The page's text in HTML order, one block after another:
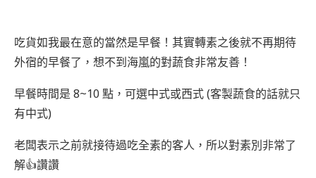
吃貨如我最在意的當然是早餐！其實轉素之後就不再期待
外宿的早餐了，想不到海嵐的對蔬食非常友善！
早餐時間是 8~10 點，可選中式或西式 (客製蔬食的話就只
有中式)
老闆表示之前就接待過吃全素的客人，所以對素別非常了
解👍讚讚